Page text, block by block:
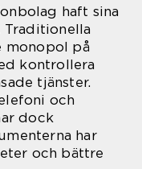
haft sina
Traditionella
monopol på
kontrollera
tjänster.
och
dock
har
och bättre